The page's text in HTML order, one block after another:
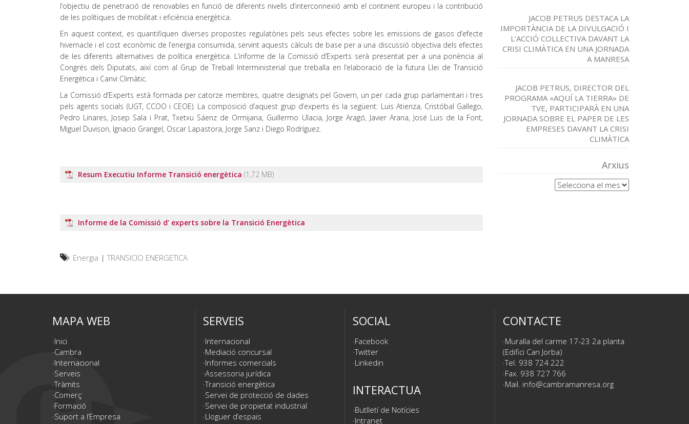
l’objectiu de penetració de renovables en funció de diferents nivells d’interconnexió amb el continent europeu i la contribució
de les polítiques de mobilitat i eficiència energètica.
En aquest context, es quantifiquen diverses propostes regulatòries pels seus efectes sobre les emissions de gasos d’efecte
hivernacle i el cost econòmic de l’energia consumida, servint aquests càlculs de base per a una discussió objectiva dels efectes
de les diferents alternatives de política energètica. L’informe de la Comissió d’Experts serà presentat per a una ponència al
Congrés dels Diputats, així com al Grup de Treball Interministerial que treballa en l’elaboració de la futura Llei de Transició
Energètica i Canvi Climàtic.
La Comissió d’Experts està formada per catorze membres, quatre designats pel Govern, un per cada grup parlamentari i tres
pels agents socials (UGT, CCOO i CEOE). La composició d’aquest grup d’experts és la següent: Luis Atienza, Cristóbal Gallego,
Pedro Linares, Josep Sala i Prat, Txetxu Sáenz de Ormijana, Guillermo Ulacia, Jorge Aragó, Javier Arana, José Luis de la Font,
Miguel Duvison, Ignacio Grangel, Oscar Lapastora, Jorge Sanz i Diego Rodríguez.
Resum Executiu Informe Transició energètica
Informe de la Comissió d’ experts sobre la Transició Energètica
Energia |TRANSICIO ENERGETICA
JACOB PETRUS DESTACA LA
IMPORTÀNCIA DE LA DIVULGACIÓ I
L’ACCIÓ COL·LECTIVA DAVANT LA
CRISI CLIMÀTICA EN UNA JORNADA
A MANRESA
JACOB PETRUS, DIRECTOR DEL
PROGRAMA «AQUÍ LA TIERRA» DE
TVE, PARTICIPARÀ EN UNA
JORNADA SOBRE EL PAPER DE LES
EMPRESES DAVANT LA CRISI
CLIMÀTICA
Arxius
Arxius
MAPA WEB
Inici
Cambra
Internacional
Serveis
Tràmits
Comerç
Formació
Suport a l’Empresa
SERVEIS
Internacional
Mediació concursal
Informes comercials
Assessoria jurídica
Transició energètica
Servei de protecció de dades
Servei de propietat industrial
Lloguer d’espais
SOCIAL
Facebook
Twitter
Linkedin
INTERACTUA
Butlletí de Notícies
Intranet
CONTACTE
Muralla del carme 17-23 2a planta
(Edifici Can Jorba)
Tel. 938 724 222
Fax. 938 727 766
Mail. info@cambramanresa.org